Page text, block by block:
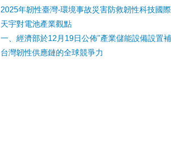
2025年韌性臺灣-環境事故災害防救韌性科技國
天宇對電池產業觀點
一、經濟部於12月19日公佈"產業儲能設備設置
台灣韌性供應鏈的全球競爭力